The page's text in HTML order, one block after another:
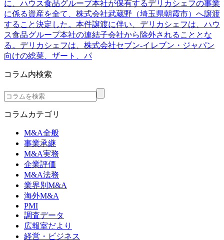
に、ハウス食品グループ本社が保有するデリカシェフの事業
に係る資産を全て、株式会社武蔵野（埼玉県朝霞市）へ譲渡
すること決定した。本件譲渡に伴い、デリカシェフは、ハウ
ス食品グループ本社の連結子会社から除外されることとな
る。デリカシェフは、株式会社セブン‐イレブン・ジャパン
向けの総菜、ザート、パ
コラム内検索
コラムカテゴリ
M&A全般
事業承継
M&A実務
企業評価
M&A法務
業界別M&A
海外M&A
PMI
調査データ
広報室だより
経営・ビジネス